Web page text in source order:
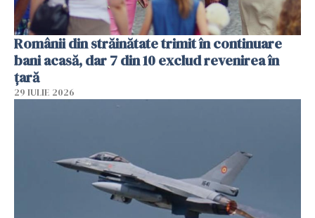
Românii din străinătate trimit în continuare
bani acasă, dar 7 din 10 exclud revenirea în
țară
29 IULIE 2026